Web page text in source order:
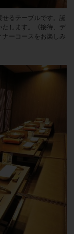
せるテーブルです。誕
たします。《接待、デ
ーコースをお楽しみ